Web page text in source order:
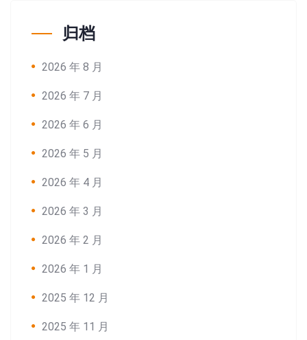
归档
2026 年 8 月
2026 年 7 月
2026 年 6 月
2026 年 5 月
2026 年 4 月
2026 年 3 月
2026 年 2 月
2026 年 1 月
2025 年 12 月
2025 年 11 月